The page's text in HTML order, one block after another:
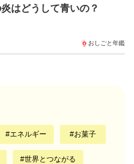
はどうして青いの？
おしごと年鑑
エネルギー お菓子
世界とつながる